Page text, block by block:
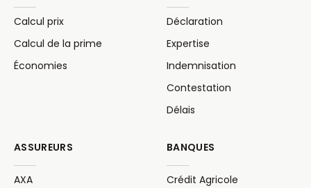
Calcul prix
Calcul de la prime
Économies
Déclaration
Expertise
Indemnisation
Contestation
Délais
ASSUREURS
AXA
BANQUES
Crédit Agricole